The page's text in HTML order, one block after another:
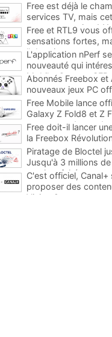
Free est déjà le
services TV, mais
encore au moins
Free et RTL9 vous
sensations fortes,
l'obtenir
L'application nPerf
nouveauté qui
Mobile, Orange,
Abonnés Freebox et
nouveaux jeux PC
Free Mobile lance
Galaxy Z Fold8 et Z
promos et des
Free doit-il lancer
la Freebox
Piratage de Bloctel
Jusqu'à 3 millions
auraient fuité
C'est officiel, Canal+
proposer des
Vision 2